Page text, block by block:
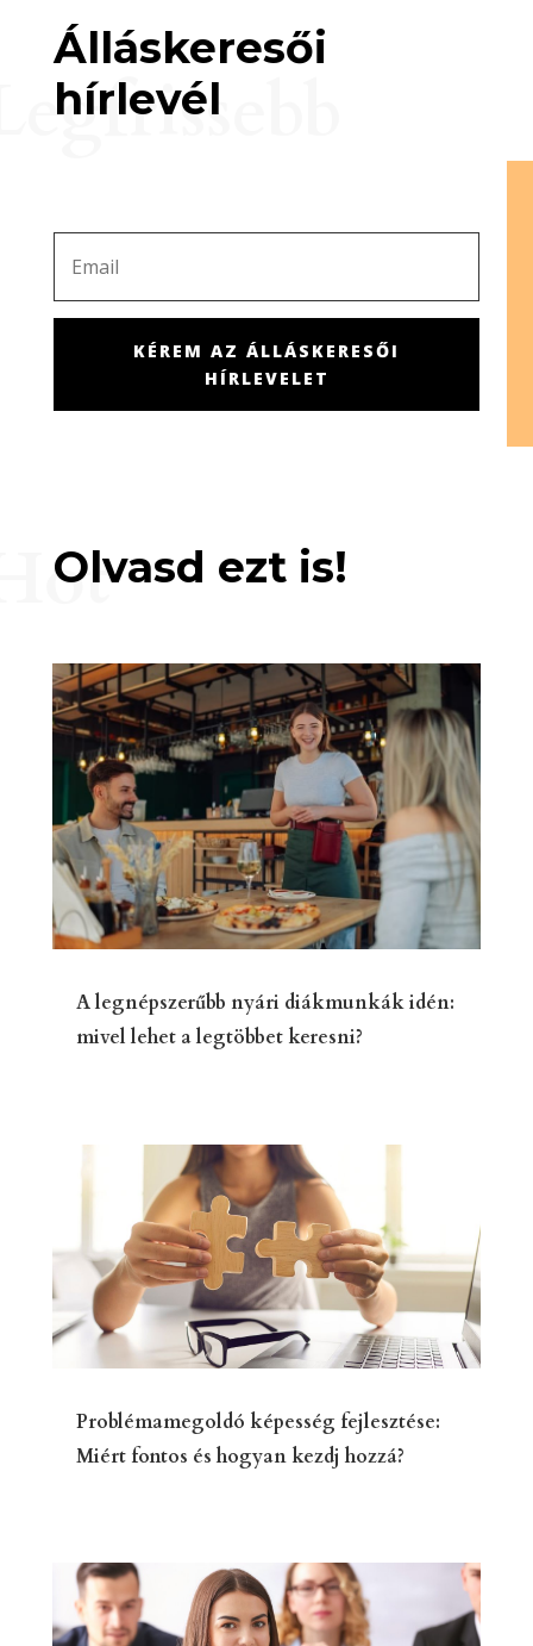
Álláskeresői
hírlevél
KÉREM AZ ÁLLÁSKERESŐI
HÍRLEVELET
Olvasd ezt is!
A legnépszerűbb nyári diákmunkák idén:
mivel lehet a legtöbbet keresni?
Problémamegoldó képesség fejlesztése:
Miért fontos és hogyan kezdj hozzá?